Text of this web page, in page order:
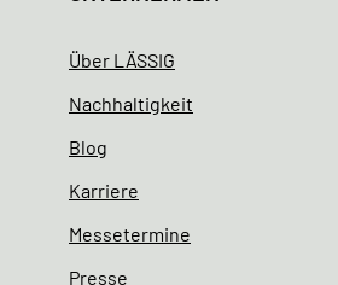
Über LÄSSIG
Nachhaltigkeit
Blog
Karriere
Messetermine
Presse